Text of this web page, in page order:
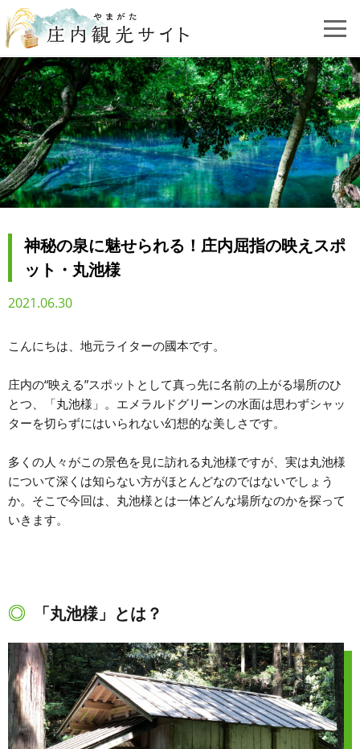
神秘の泉に魅せられる！庄内屈指の映えスポ
ット・丸池様
2021.06.30
こんにちは、地元ライターの國本です。
庄内の“映える”スポットとして真っ先に名前の上がる場所のひ
とつ、「丸池様」。エメラルドグリーンの水面は思わずシャッ
ターを切らずにはいられない幻想的な美しさです。
多くの人々がこの景色を見に訪れる丸池様ですが、実は丸池様
について深くは知らない方がほとんどなのではないでしょう
か。そこで今回は、丸池様とは一体どんな場所なのかを探って
いきます。
「丸池様」とは？